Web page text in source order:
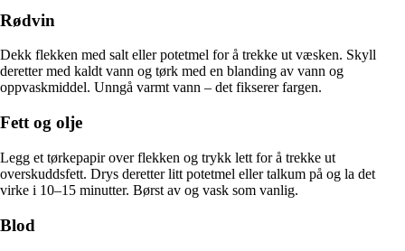
Rødvin
Dekk flekken med salt eller potetmel for å trekke ut væsken. Skyll
deretter med kaldt vann og tørk med en blanding av vann og
oppvaskmiddel. Unngå varmt vann – det fikserer fargen.
Fett og olje
Legg et tørkepapir over flekken og trykk lett for å trekke ut
overskuddsfett. Drys deretter litt potetmel eller talkum på og la det
virke i 10–15 minutter. Børst av og vask som vanlig.
Blod